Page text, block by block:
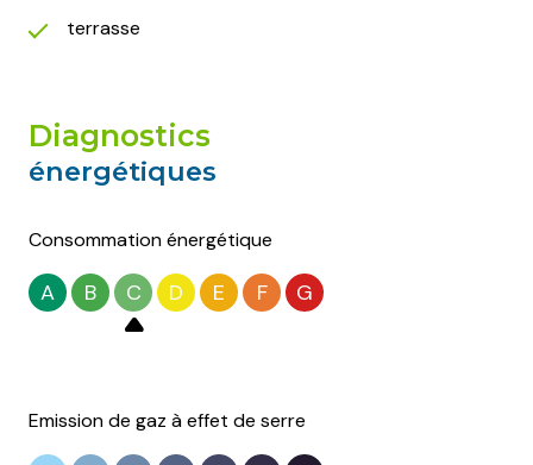
terrasse
diagnostics
énergétiques
Consommation énergétique
A B C D E F G
Emission de gaz à effet de serre